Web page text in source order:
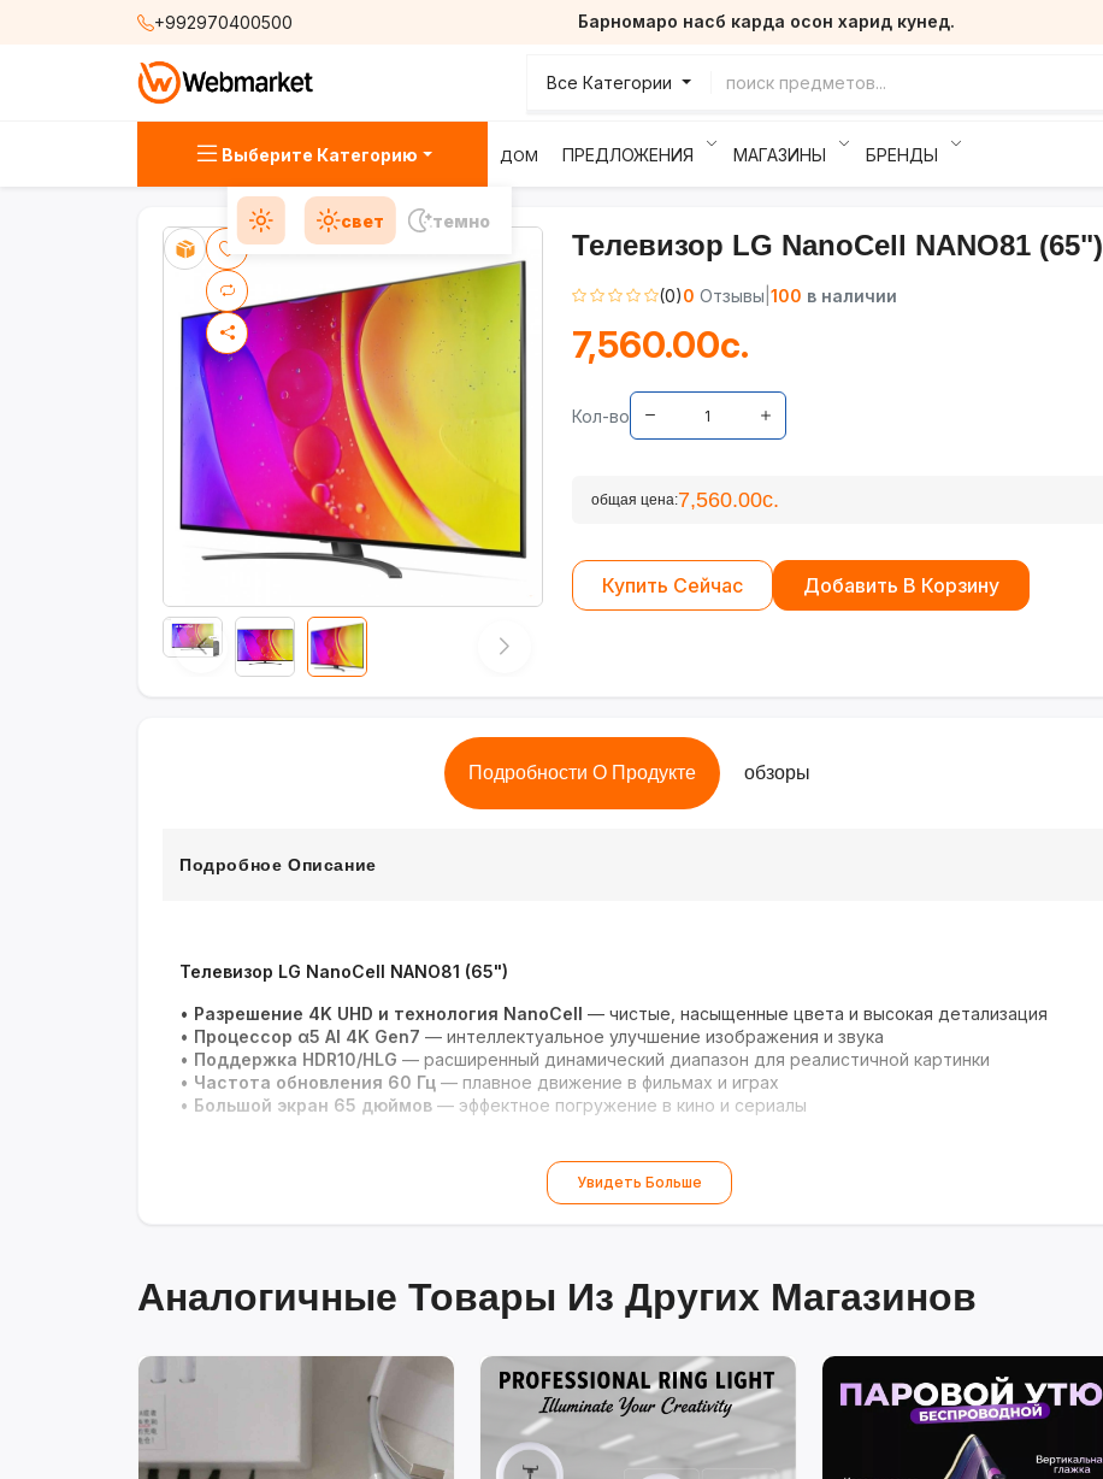
+992970400500 Барномаро насб карда осон харид кунед.
Все Категории
Выберите Категорию ДОМ ПРЕДЛОЖЕНИЯ МАГАЗИНЫ БРЕНДЫ
свет темно
Телевизор LG NanoCell NANO81 (65")
(0)0 Отзывы 100 в наличии
7,560.00с.
Кол-во
общая цена:7,560.00с.
Купить Сейчас Добавить В Корзину
Подробности О Продукте обзоры
Подробное Описание
Телевизор LG NanoCell NANO81 (65")
• Разрешение 4K UHD и технология NanoCell — чистые, насыщенные цвета и высокая детализация
• Процессор α5 AI 4K Gen7 — интеллектуальное улучшение изображения и звука
• Поддержка HDR10/HLG — расширенный динамический диапазон для реалистичной картинки
• Частота обновления 60 Гц — плавное движение в фильмах и играх
• Большой экран 65 дюймов — эффектное погружение в кино и сериалы
Увидеть Больше
Аналогичные Товары Из Других Магазинов